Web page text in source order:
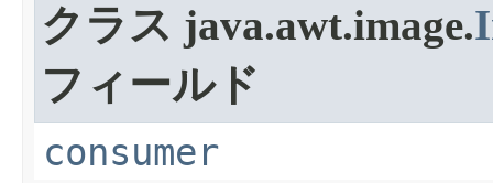
クラス java.awt.image.
フィールド
consumer